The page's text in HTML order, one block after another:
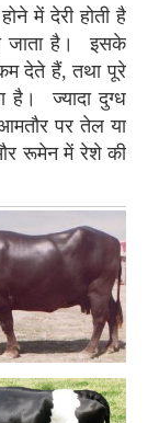
में देरी होती है
जाता है। इसके
देते हैं, तथा पूरे
है। ज्यादा दुग्ध
पर तेल या
रूमेन में रेशे की